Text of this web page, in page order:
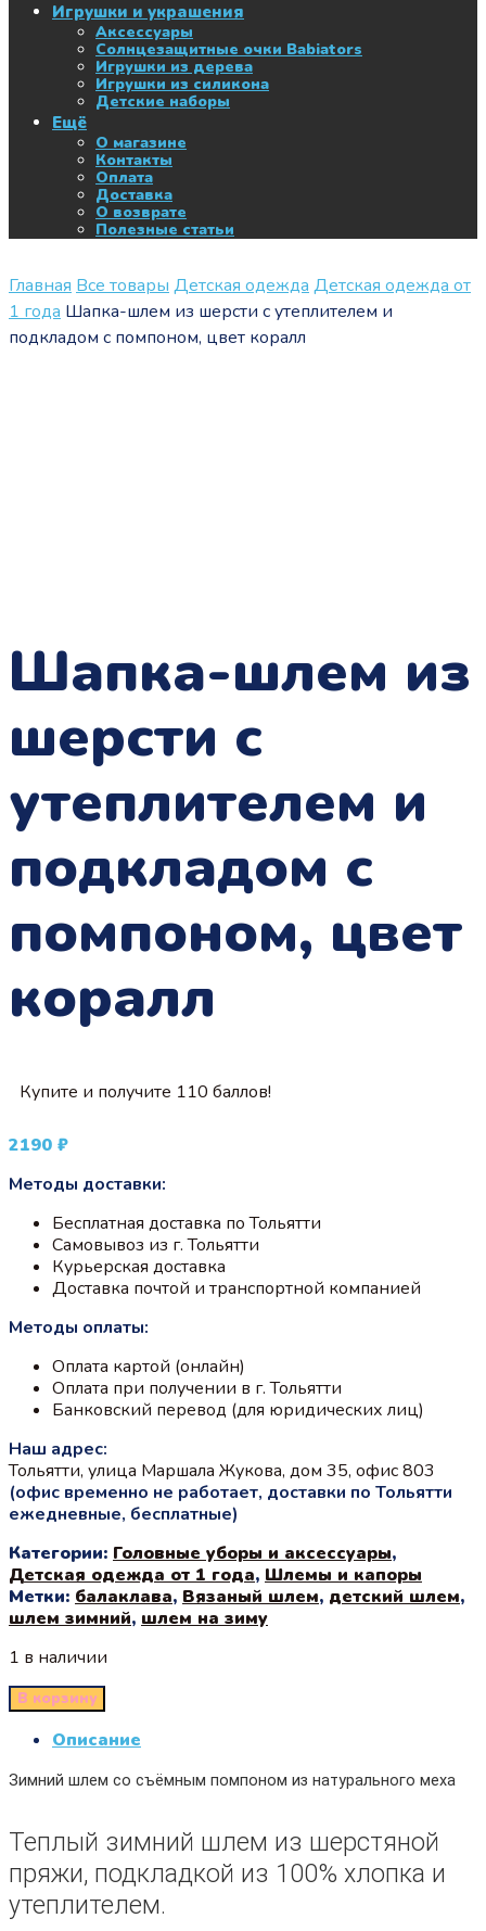
Игрушки и украшения
Аксессуары
Солнцезащитные очки Babiators
Игрушки из дерева
Игрушки из силикона
Детские наборы
Ещё
О магазине
Контакты
Оплата
Доставка
О возврате
Полезные статьи
Главная Все товары Детская одежда Детская одежда от
1 года Шапка-шлем из шерсти с утеплителем и
подкладом с помпоном, цвет коралл
Шапка-шлем из
шерсти с
утеплителем и
подкладом с
помпоном, цвет
коралл
Купите и получите 110 баллов!
2190 ₽
Методы доставки:
Бесплатная доставка по Тольятти
Самовывоз из г. Тольятти
Курьерская доставка
Доставка почтой и транспортной компанией
Методы оплаты:
Оплата картой (онлайн)
Оплата при получении в г. Тольятти
Банковский перевод (для юридических лиц)
Наш адрес:
Тольятти, улица Маршала Жукова, дом 35, офис 803
(офис временно не работает, доставки по Тольятти
ежедневные, бесплатные)
Категории: Головные уборы и аксессуары,
Детская одежда от 1 года, Шлемы и капоры
Метки: балаклава, Вязаный шлем, детский шлем,
шлем зимний, шлем на зиму
1 в наличии
В корзину
Описание
Зимний шлем со съёмным помпоном из натурального меха
Теплый зимний шлем из шерстяной
пряжи, подкладкой из 100% хлопка и
утеплителем.